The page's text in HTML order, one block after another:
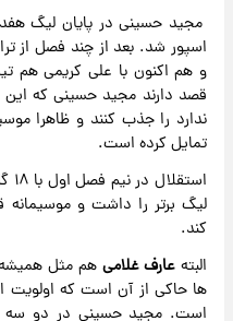
مجید حسینی در پایان لیگ
اسپور شد. بعد از چند فصل از
و هم اکنون با علی کریمی هم
قصد دارند مجید حسینی که این
ندارد را جذب کنند و ظاهرا
تمایل کرده است.
لیگ برتر را داشت و
کند.
البته عارف غلامی هم مثل همیشه
ها حاکی از آن است که اولویت
است. مجید حسینی در دو سه